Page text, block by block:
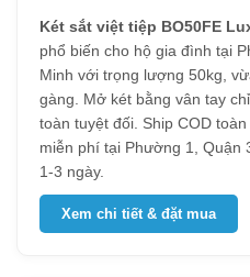
Két sắt việt tiệp BO50FE
phổ biến cho hộ gia đình tại
Minh với trọng lượng 50kg,
gàng. Mở két bằng vân tay
toàn tuyệt đối. Ship COD
miễn phí tại Phường 1, Quận
1-3 ngày.
Xem chi tiết & đặt mua